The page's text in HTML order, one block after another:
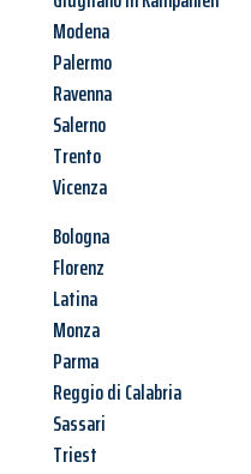
Modena
Palermo
Ravenna
Salerno
Trento
Vicenza
Bologna
Florenz
Latina
Monza
Parma
Reggio di Calabria
Sassari
Triest